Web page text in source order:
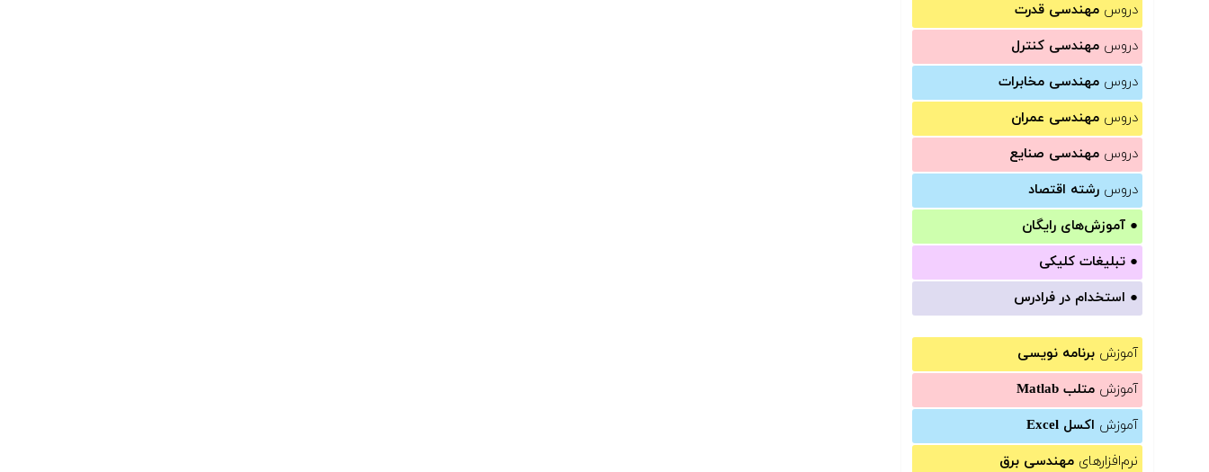
دروس مهندسی قدرت
دروس مهندسی کنترل
دروس مهندسی مخابرات
دروس مهندسی عمران
دروس مهندسی صنایع
دروس رشته اقتصاد
● آموزش‌های رایگان
● تبلیغات کلیکی
● استخدام در فرادرس
آموزش برنامه نویسی
آموزش متلب Matlab
آموزش اکسل Excel
نرم‌افزارهای مهندسی برق